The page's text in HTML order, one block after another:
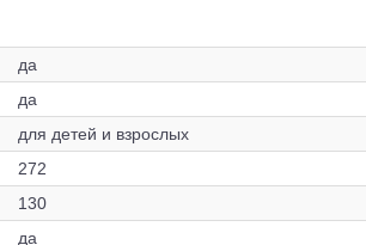
да
да
для детей и взрослых
272
130
да